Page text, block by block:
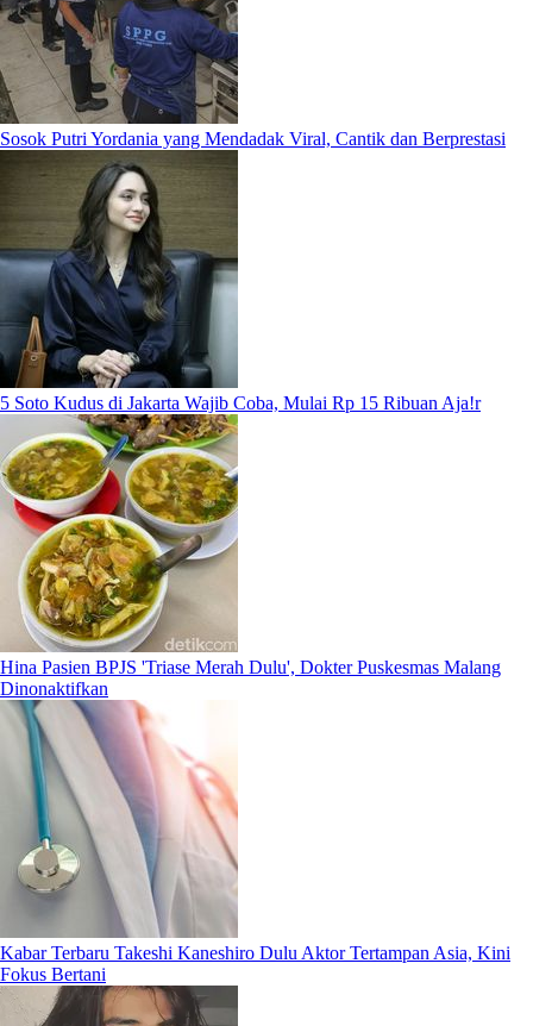
Sosok Putri Yordania yang Mendadak Viral, Cantik dan Berprestasi
5 Soto Kudus di Jakarta Wajib Coba, Mulai Rp 15 Ribuan Aja!r
Hina Pasien BPJS 'Triase Merah Dulu', Dokter Puskesmas Malang
Dinonaktifkan
Kabar Terbaru Takeshi Kaneshiro Dulu Aktor Tertampan Asia, Kini
Fokus Bertani